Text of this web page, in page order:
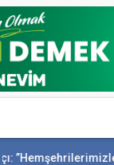
olan güçl...